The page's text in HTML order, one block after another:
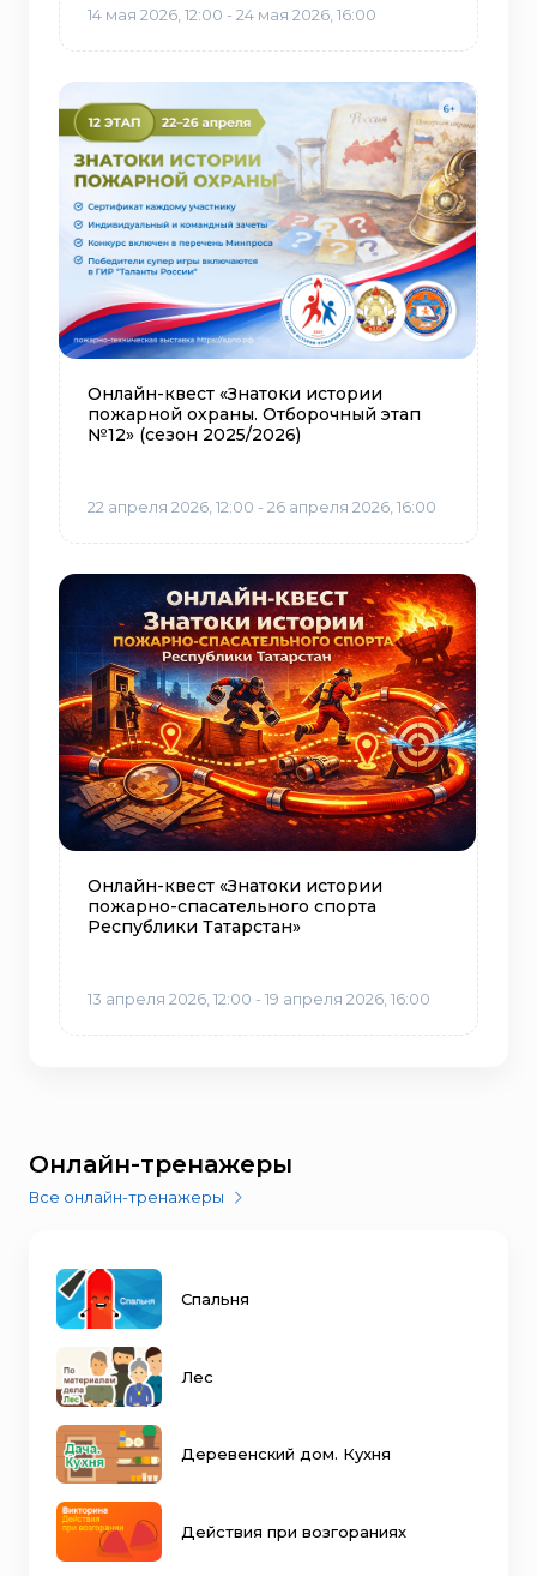
14 мая 2026, 12:00 - 24 мая 2026, 16:00
Онлайн-квест «Знатоки истории
пожарной охраны. Отборочный этап
№12» (сезон 2025/2026)
22 апреля 2026, 12:00 - 26 апреля 2026, 16:00
Онлайн-квест «Знатоки истории
пожарно-спасательного спорта
Республики Татарстан»
13 апреля 2026, 12:00 - 19 апреля 2026, 16:00
Онлайн-тренажеры
Все онлайн-тренажеры
Спальня
Лес
Деревенский дом. Кухня
Действия при возгораниях